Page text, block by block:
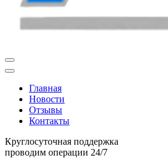
Главная
Новости
Отзывы
Контакты
Круглосуточная поддержка
проводим операции 24/7